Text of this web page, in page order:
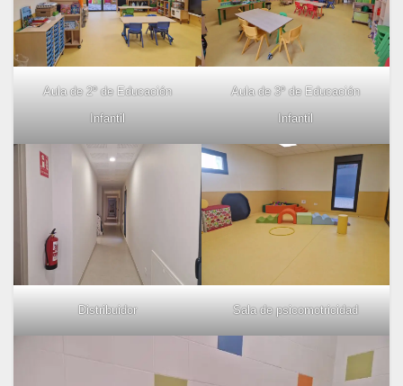
Aula de 2º de Educación
Infantil
Aula de 3º de Educación
Infantil
Distribuidor Sala de psicomotricidad